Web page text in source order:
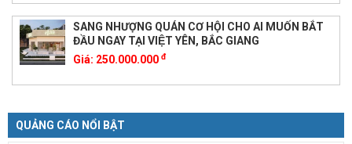
SANG NHƯỢNG QUÁN CƠ HỘI CHO AI MUỐN BẮT
ĐẦU NGAY TẠI VIỆT YÊN, BẮC GIANG
Giá: 250.000.000 đ
QUẢNG CÁO NỔI BẬT